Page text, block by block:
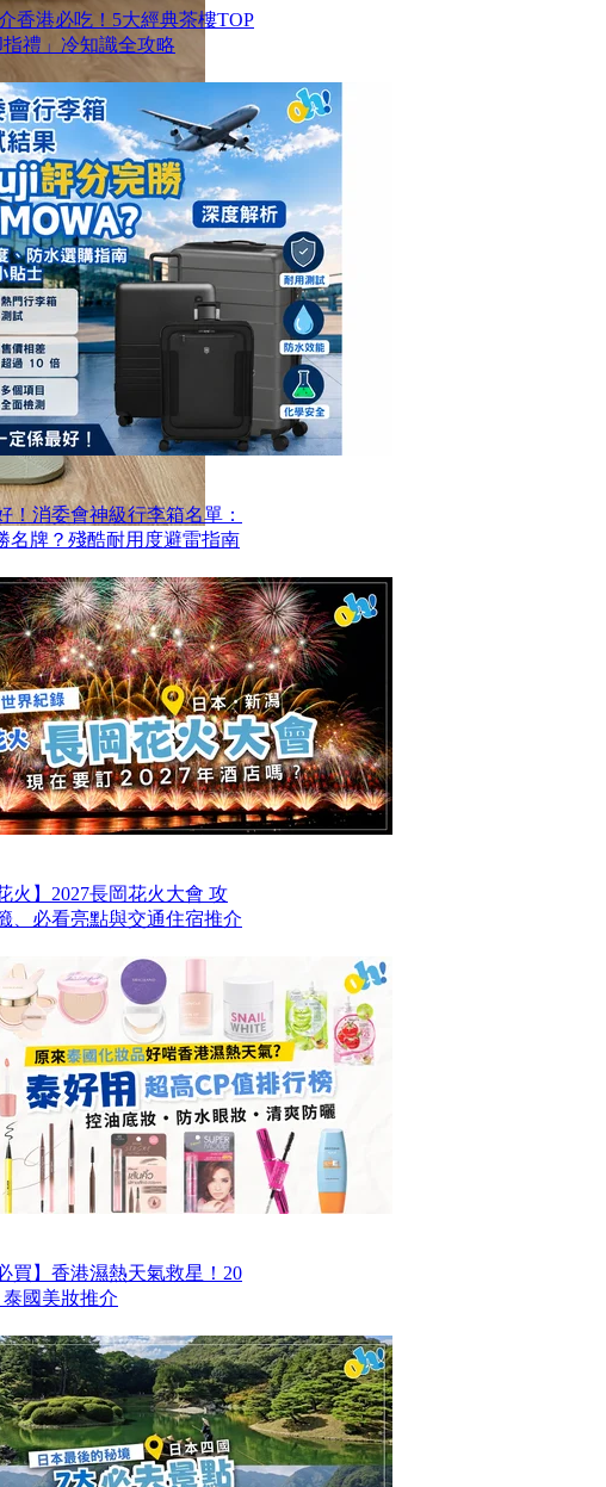
香港必吃！5大經典茶樓TOP
禮」冷知識全攻略
！消委會神級行李箱名單：
名牌？殘酷耐用度避雷指南
火】2027長岡花火大會 攻
、必看亮點與交通住宿推介
買】香港濕熱天氣救星！20
國美妝推介